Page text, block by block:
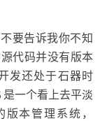
要告诉我你不知
代码并没有版本
发还处于石器时
是一个看上去平淡
本管理系统，